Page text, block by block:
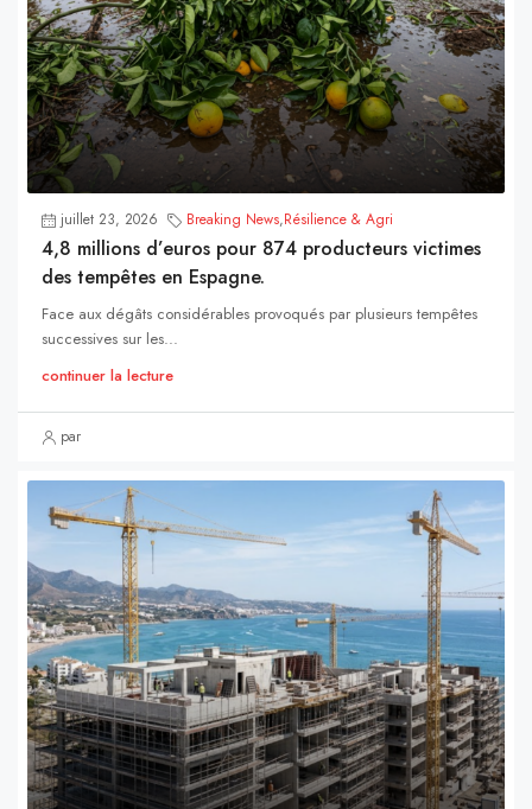
juillet 23, 2026 Breaking News,Résilience & Agri
4,8 millions d’euros pour 874 producteurs victimes
des tempêtes en Espagne.
Face aux dégâts considérables provoqués par plusieurs tempêtes
successives sur les...
continuer la lecture
par